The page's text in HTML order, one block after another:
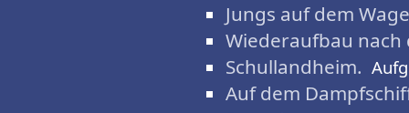
Jungs auf dem
Wiederaufbau nach
Schullandheim.
Auf dem